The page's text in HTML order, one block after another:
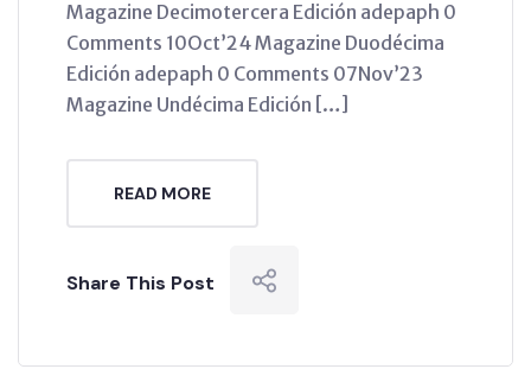
Magazine Decimotercera Edición adepaph 0
Comments 10Oct’24 Magazine Duodécima
Edición adepaph 0 Comments 07Nov’23
Magazine Undécima Edición […]
READ MORE
Share This Post